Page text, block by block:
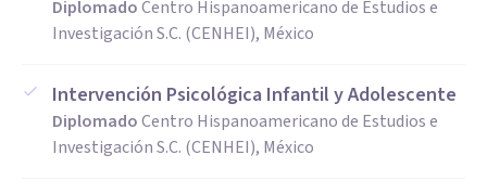
DiplomadoCentro Hispanoamericano de Estudios e
Investigación S.C. (CENHEI), México
Intervención Psicológica Infantil y Adolescente
DiplomadoCentro Hispanoamericano de Estudios e
Investigación S.C. (CENHEI), México